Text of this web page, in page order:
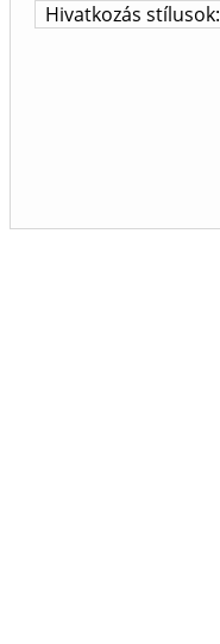
Hivatkozás stílusok: